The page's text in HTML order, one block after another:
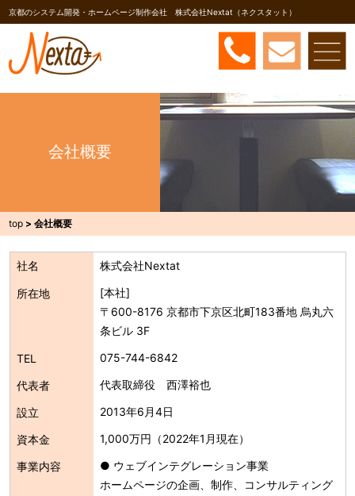
京都のシステム開発・ホームページ制作会社 株式会社Nextat（ネクスタット）
会社概要
top >会社概要
社名 株式会社Nextat
所在地
[本社]
〒600-8176 京都市下京区北町183番地 烏丸六
条ビル 3F
TEL 075-744-6842
代表者 代表取締役 西澤裕也
設立 2013年6月4日
資本金 1,000万円（2022年1月現在）
事業内容
● ウェブインテグレーション事業
ホームページの企画、制作、コンサルティング